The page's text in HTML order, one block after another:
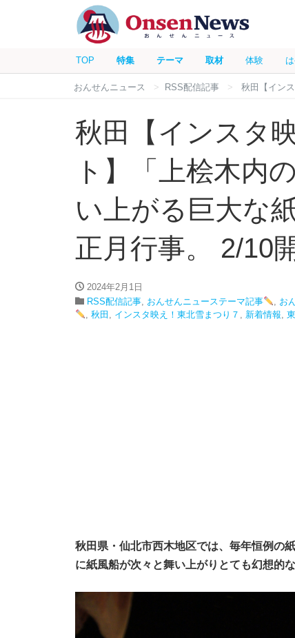
TOP 特集 テーマ 取材 体験
おんせんニュース RSS配信記事 秋田【イン
秋田【インスタ
ト】「上桧木内
い上がる巨大な
正月行事。 2/10
2024年2月1日
RSS配信記事, おんせんニューステーマ記事 , お
, 秋田 , インスタ映え！東北雪まつり７ , 新着情報,
秋田県・仙北市西木地区では、毎年恒例の
に紙風船が次々と舞い上がりとても幻想的